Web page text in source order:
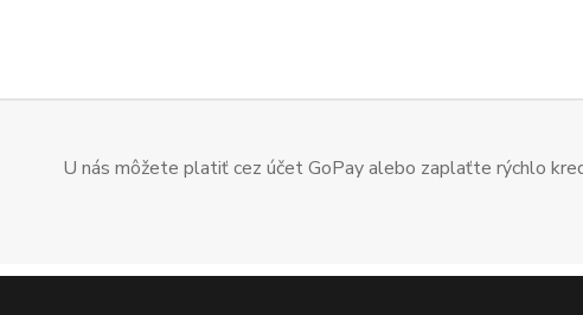
U nás môžete platiť cez účet GoPay alebo zaplaťte rýchlo